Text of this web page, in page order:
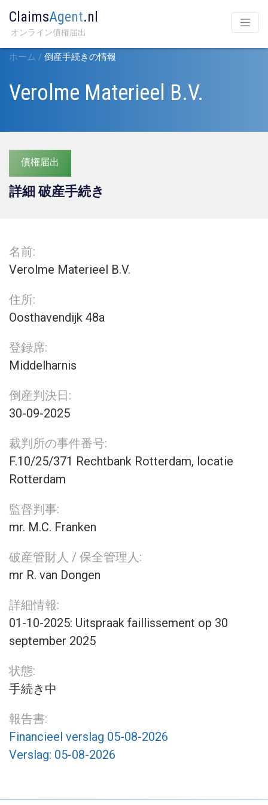
ClaimsAgent.nl
オンライン債権届出
ホーム / 倒産手続きの情報
Verolme Materieel B.V.
債権届出
詳細 破産手続き
名前:
Verolme Materieel B.V.
住所:
Oosthavendijk 48a
登録席:
Middelharnis
倒産判決日:
30-09-2025
裁判所の事件番号:
F.10/25/371 Rechtbank Rotterdam, locatie
Rotterdam
監督判事:
mr. M.C. Franken
破産管財人 / 保全管理人:
mr R. van Dongen
詳細情報:
01-10-2025: Uitspraak faillissement op 30
september 2025
状態:
手続き中
報告書:
Financieel verslag 05-08-2026
Verslag: 05-08-2026